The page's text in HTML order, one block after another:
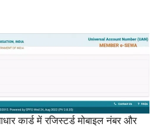
कार्ड में रजिस्टर्ड मोबाइल नंबर और